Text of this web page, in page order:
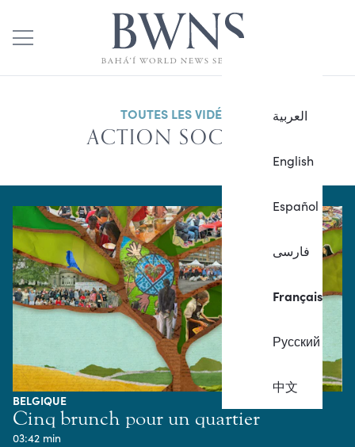
العربية
English
Español
فارسی
Français
Русский
中文
TOUTES LES VIDÉOS
ACTION SOCIALE
BELGIQUE
Cinq brunch pour un quartier
03:42 min